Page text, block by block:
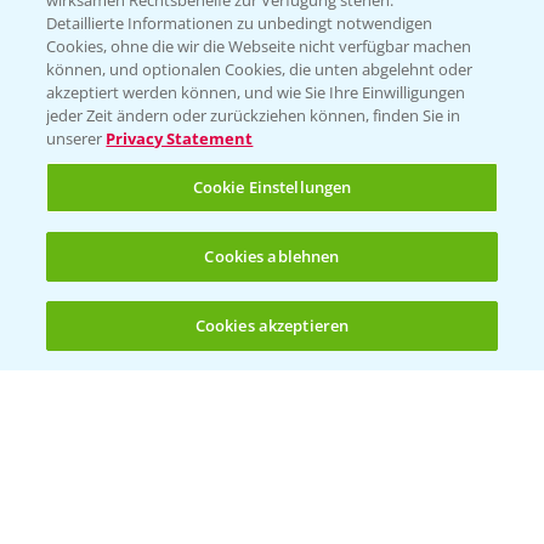
(noch 4)
Beratung auf WhatsApp
T.+49 (0)174 346 564 1
KONTAKT
Hilfe in Notfällen
+49 (0)214/30-20220
Detaillierte Informationen zu unbedingt notwendigen
Cookies, ohne die wir die Webseite nicht verfügbar machen
können, und optionalen Cookies, die unten abgelehnt oder
akzeptiert werden können, und wie Sie Ihre Einwilligungen
jeder Zeit ändern oder zurückziehen können, finden Sie in
unserer Privacy Statement
Cookie Einstellungen
Cookies ablehnen
Cookies akzeptieren